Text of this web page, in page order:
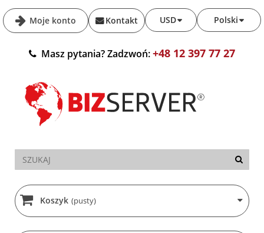
Moje konto Polski
USD
Kontakt
Masz pytania? Zadzwoń:+48 12 397 77 27
Koszyk (pusty)